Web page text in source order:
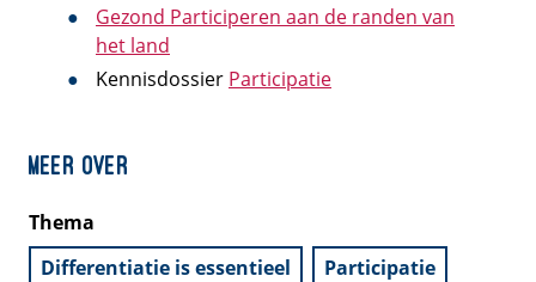
Gezond Participeren aan de randen van
het land
Kennisdossier Participatie
Meer over
Thema
Differentiatie is essentieel
Participatie